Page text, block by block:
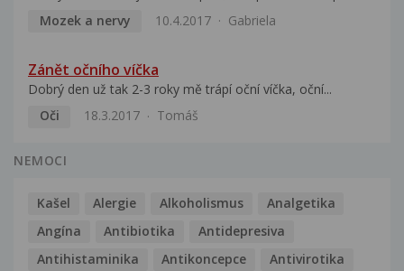
Mozek a nervy
10.4.2017 Gabriela
Zánět očního víčka
Dobrý den už tak 2-3 roky mě trápí oční víčka, oční...
Oči
18.3.2017 Tomáš
NEMOCI
Kašel Alergie Alkoholismus
Analgetika
Angína
Antibiotika
Antidepresiva
Antihistaminika
Antikoncepce Antivirotika